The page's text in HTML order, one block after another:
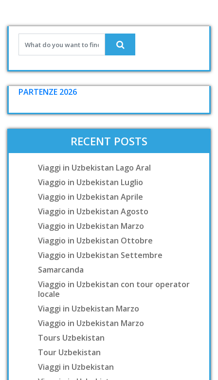
PARTENZE 2026
RECENT POSTS
Viaggi in Uzbekistan Lago Aral
Viaggio in Uzbekistan Luglio
Viaggio in Uzbekistan Aprile
Viaggio in Uzbekistan Agosto
Viaggio in Uzbekistan Marzo
Viaggio in Uzbekistan Ottobre
Viaggio in Uzbekistan Settembre
Samarcanda
Viaggio in Uzbekistan con tour operator
locale
Viaggi in Uzbekistan Marzo
Viaggio in Uzbekistan Marzo
Tours Uzbekistan
Tour Uzbekistan
Viaggi in Uzbekistan